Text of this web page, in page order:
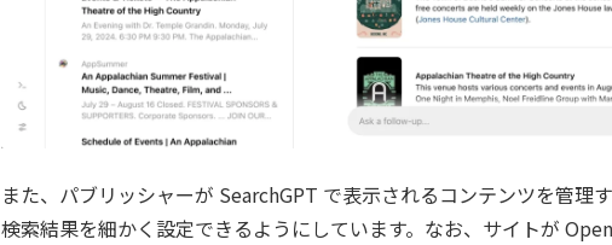
また、パブリッシャーが SearchGPT で表示されるコンテンツを管理
検索結果を細かく設定できるようにしています。なお、サイトが